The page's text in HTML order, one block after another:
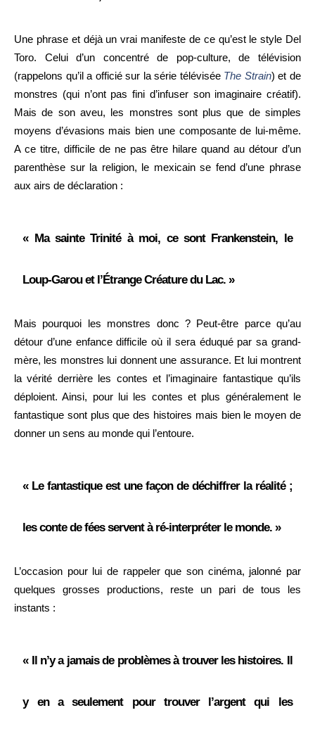
Une phrase et déjà un vrai manifeste de ce qu’est le style Del
Toro. Celui d’un concentré de pop-culture, de télévision
(rappelons qu’il a officié sur la série télévisée The Strain) et de
monstres (qui n’ont pas fini d’infuser son imaginaire créatif).
Mais de son aveu, les monstres sont plus que de simples
moyens d’évasions mais bien une composante de lui-même.
A ce titre, difficile de ne pas être hilare quand au détour d’un
parenthèse sur la religion, le mexicain se fend d’une phrase
aux airs de déclaration :
« Ma sainte Trinité à moi, ce sont Frankenstein, le
Loup-Garou et l’Étrange Créature du Lac. »
Mais pourquoi les monstres donc ? Peut-être parce qu’au
détour d’une enfance difficile où il sera éduqué par sa grand-
mère, les monstres lui donnent une assurance. Et lui montrent
la vérité derrière les contes et l’imaginaire fantastique qu’ils
déploient. Ainsi, pour lui les contes et plus généralement le
fantastique sont plus que des histoires mais bien le moyen de
donner un sens au monde qui l’entoure.
« Le fantastique est une façon de déchiffrer la réalité ;
les conte de fées servent à ré-interpréter le monde. »
L’occasion pour lui de rappeler que son cinéma, jalonné par
quelques grosses productions, reste un pari de tous les
instants :
« Il n’y a jamais de problèmes à trouver les histoires. Il
y en a seulement pour trouver l’argent qui les